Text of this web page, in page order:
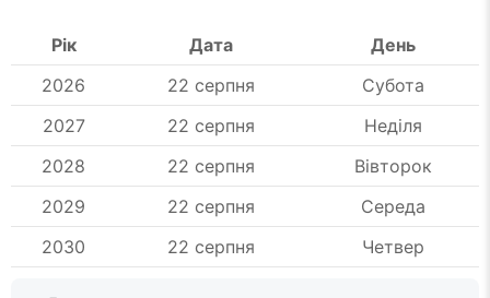
Рік Дата
День
2026
22 серпня
Субота
2027
22 серпня
Неділя
2028
22 серпня
Вівторок
2029
22 серпня
Середа
2030
22 серпня Четвер